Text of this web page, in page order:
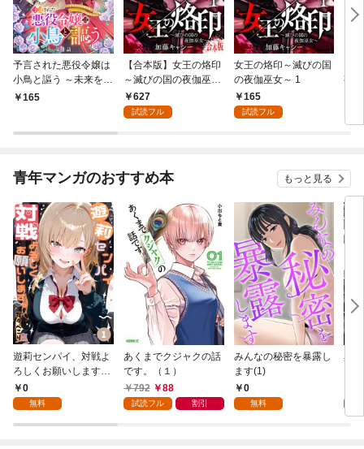
予言された悪役令嬢は
小鳥と謳う ～未来を知
る専属執事に「君を救
165
【合本版】女王の烙印
～滅びの国の夜伽巫女
～ 1627
試読フル
女王の烙印～滅びの国
の夜伽巫女～ 1
165
試読フル
熟
青年マンガのおすすめ本 もっと見る
遊莉センパイ、対戦よ
ろしくお願いします。
1 0
無料
あくまでクジャクの話
です。（１）
792
88
試読フル 割引
みんなの秘密を暴露し
ます(1)
0
無料
異